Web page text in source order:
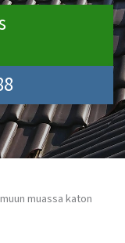
muassa katon